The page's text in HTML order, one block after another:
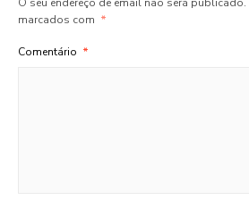
marcados com *
Comentário *